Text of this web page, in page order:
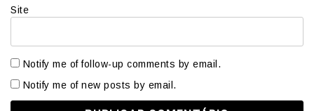
Site
Notify me of follow-up comments by email.
Notify me of new posts by email.